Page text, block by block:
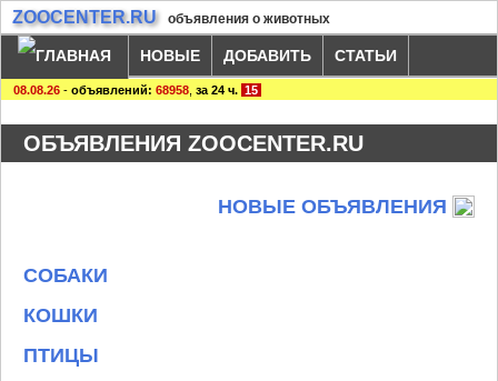
ZOOCENTER.RU объявления о животных
НОВЫЕ ДОБАВИТЬ СТАТЬИ
08.08.26 - объявлений: 68958 за 24 ч. 15
ОБЪЯВЛЕНИЯ ZOOCENTER.RU
НОВЫЕ ОБЪЯВЛЕНИЯ
СОБАКИ
КОШКИ
ПТИЦЫ